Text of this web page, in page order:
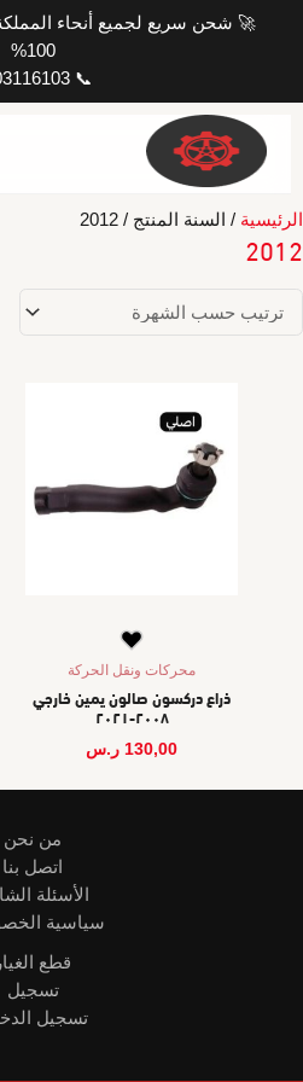
🚀 شحن سريع لجميع أنحاء المملكة
100%
📞 0503116103
الرئيسية / السنة المنتج / 2012
2012
محركات ونقل الحركة
ذراع دركسون صالون يمين خارجي
٢٠٠٨-٢٠٢١
130,00 ر.س
من نحن
اتصل بنا
الأسئلة
سياسية
قطع الغيار
تسجيل
تسجيل